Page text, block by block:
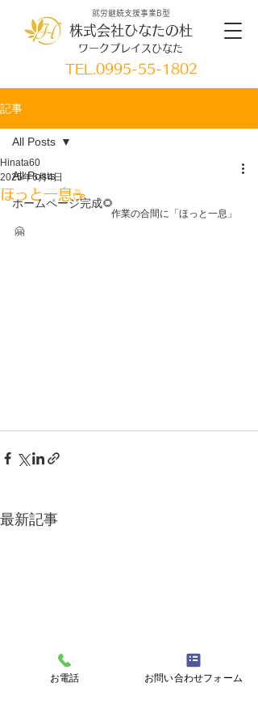
就労継続支援事業B型
株式会社ひなたの杜
ワークプレイスひなた
TEL. 0995-55-1802
記事
All Posts
ホームページ完成🌻
All Posts
ほっと一息☕
Hinata60
2025年6月4日
作業の合間に「ほっと一息」
🤗
最新記事
お電話 お問い合わせフォーム